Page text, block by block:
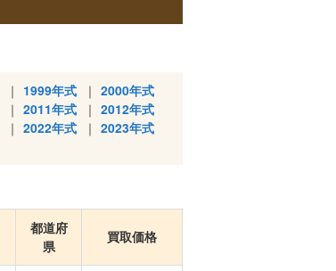
1999年式
2000年式
2011年式
2012年式
2022年式
2023年式
都道府
県
買取価格